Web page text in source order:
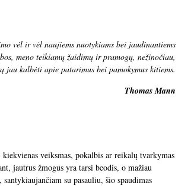
vėl ir vėl naujiems nuotykiams bei jaudinantiems
meno teikiamų žaidimų ir pramogų, nežinočiau,
jau kalbėti apie patarimus bei pamokymus kitiems.
Thomas Mann
veiksmas, pokalbis ar reikalų tvarkymas
jautrus žmogus yra tarsi beodis, o mažiau
su pasauliu, šio spaudimas